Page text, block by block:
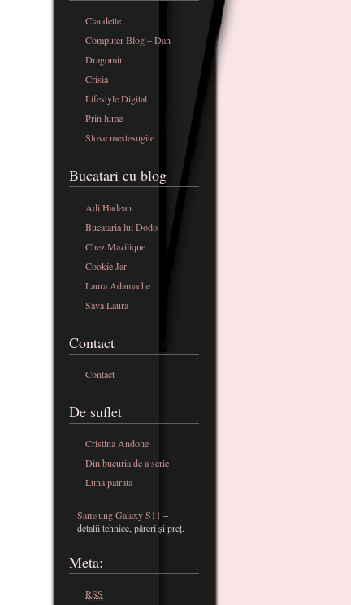
Claudette
Computer Blog – Dan
Dragomir
Crisia
Lifestyle Digital
Prin lume
Slove mestesugite
Bucatari cu blog
Adi Hadean
Bucataria lui Dodo
Chez Mazilique
Cookie Jar
Laura Adamache
Sava Laura
Contact
Contact
De suflet
Cristina Andone
Din bucuria de a scrie
Luna patrata
Samsung Galaxy S11 –
detalii tehnice, păreri și preț.
Meta:
RSS